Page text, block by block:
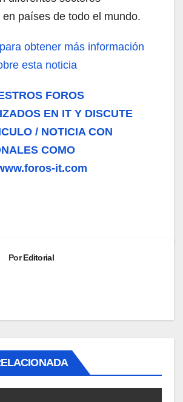
en países de todo el mundo.
obtener más información
esta noticia
FOROS
EN IT Y DISCUTE
/ NOTICIA CON
COMO
it.com
PorEditorial